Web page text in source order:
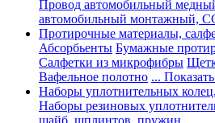
Провод автомобильный
автомобильный монтажный,
Протирочные материалы,
Абсорбьенты Бумажные
Салфетки из микрофибры
Вафельное полотно ...
Наборы уплотнительных
Наборы резиновых
шайб, шплинтов, пружин